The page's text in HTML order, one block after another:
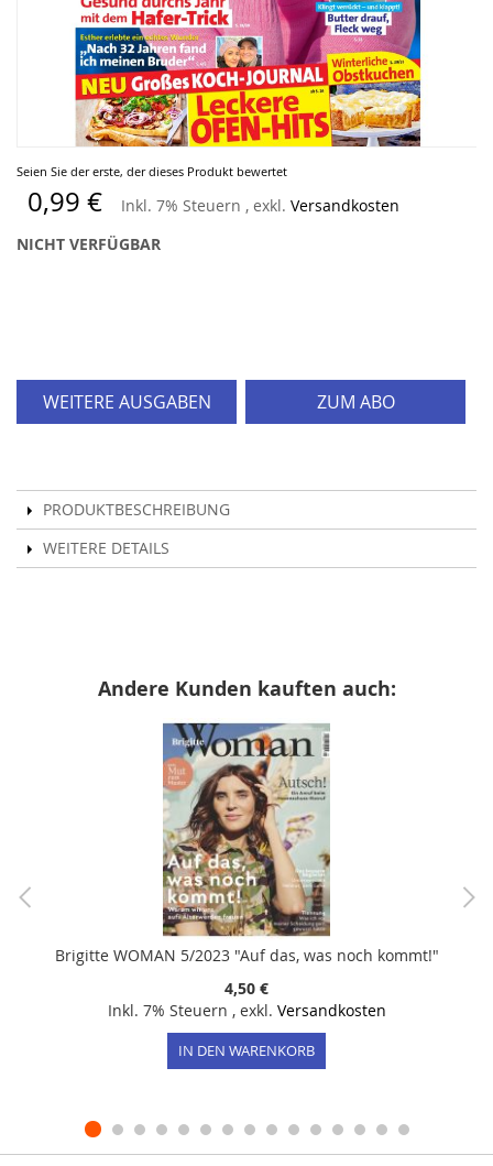
Seien Sie der erste, der dieses Produkt bewertet
0,99 € Inkl. 7% Steuern , exkl. Versandkosten
NICHT VERFÜGBAR
WEITERE AUSGABEN ZUM ABO
PRODUKTBESCHREIBUNG
WEITERE DETAILS
Zum
Anfang
der
Bildergalerie
springen
Andere Kunden kauften auch:
Brigitte WOMAN 5/2023 "Auf das, was noch kommt!"
4,50 €
Inkl. 7% Steuern , exkl. Versandkosten
IN DEN WARENKORB